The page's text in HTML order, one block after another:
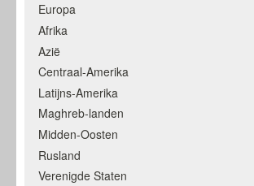
Europa
Afrika
Azië
Centraal-Amerika
Latijns-Amerika
Maghreb-landen
Midden-Oosten
Rusland
Verenigde Staten